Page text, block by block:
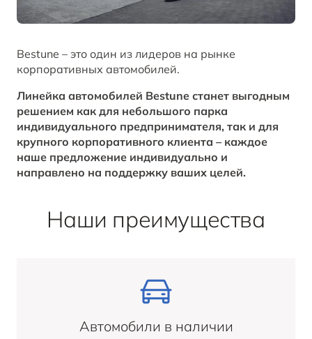
ОТ 1 798 000 ₽*
ПОЛУЧИТЬ ПРЕДЛОЖЕНИЕ
Заказать звонок от дилера
Корпоративные продажи
КРЕДИТ И СТРАХОВАНИЕ
Кредитный калькулятор
Кредитные программы
Контакты
Обратная связь
BESTUNE В СОЦСЕТЯХ
BESTUNE в ВК
BESTUNE в Однокласники
BESTUNE в Яндекс Дзен
BESTUNE в RuTube
Bestune – это один из лидеров на рынке
корпоративных автомобилей.
Линейка автомобилей Bestune станет выгодным
решением как для небольшого парка
индивидуального предпринимателя, так и для
крупного корпоративного клиента – каждое
наше предложение индивидуально и
направлено на поддержку ваших целей.
Наши преимущества
Автомобили в наличии